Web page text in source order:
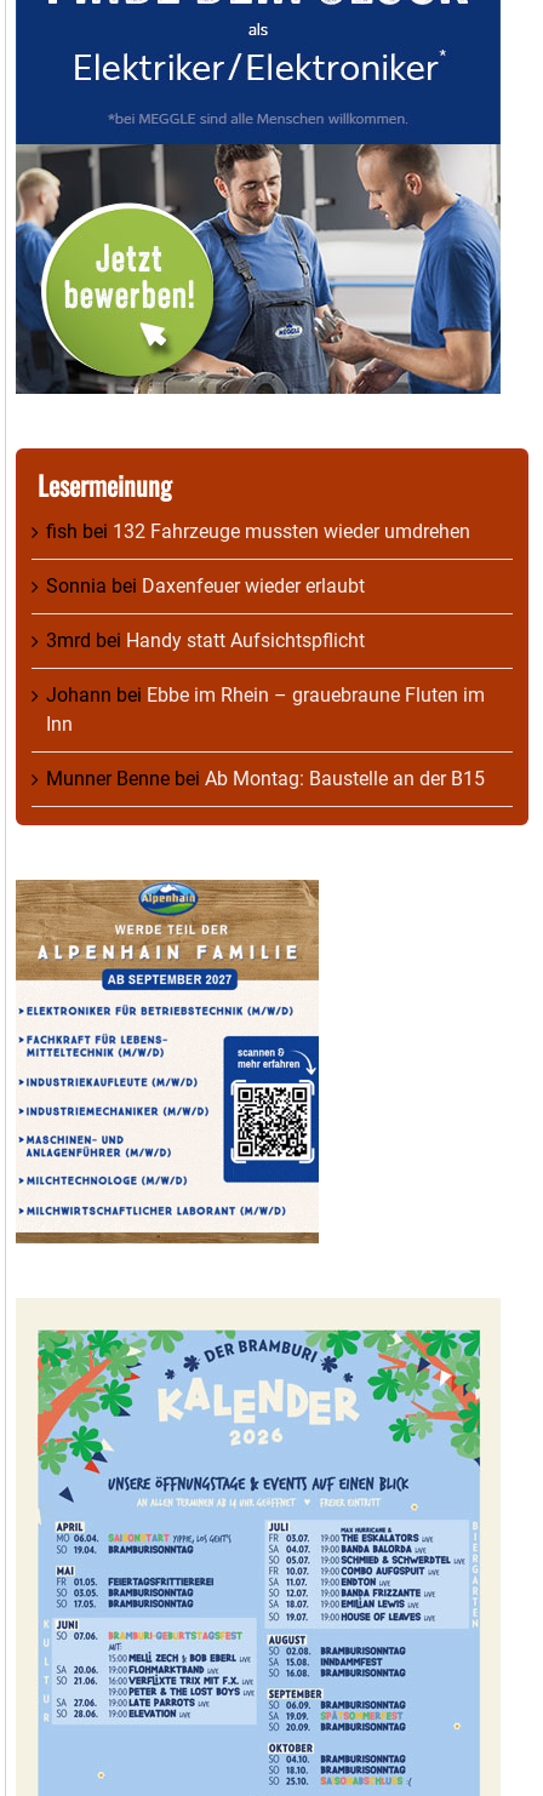
Lesermeinung
fish bei 132 Fahrzeuge mussten wieder umdrehen
Sonnia bei Daxenfeuer wieder erlaubt
3mrd bei Handy statt Aufsichtspflicht
Johann bei Ebbe im Rhein – grauebraune Fluten im
Inn
Munner Benne bei Ab Montag: Baustelle an der B15